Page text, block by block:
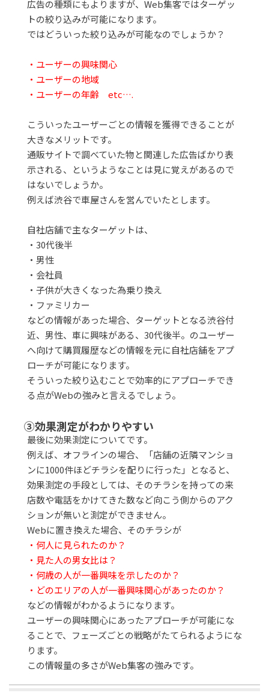
広告の種類にもよりますが、Web集客ではターゲッ
トの絞り込みが可能になります。
ではどういった絞り込みが可能なのでしょうか？
・ユーザーの興味関心
・ユーザーの地域
・ユーザーの年齢 etc….
こういったユーザーごとの情報を獲得できることが
大きなメリットです。
通販サイトで調べていた物と関連した広告ばかり表
示される、というようなことは見に覚えがあるので
はないでしょうか。
例えば渋谷で車屋さんを営んでいたとします。
自社店舗で主なターゲットは、
・30代後半
・男性
・会社員
・子供が大きくなった為乗り換え
・ファミリカー
などの情報があった場合、ターゲットとなる渋谷付
近、男性、車に興味がある、30代後半。のユーザー
へ向けて購買履歴などの情報を元に自社店舗をアプ
ローチが可能になります。
そういった絞り込むことで効率的にアプローチでき
る点がWebの強みと言えるでしょう。
③効果測定がわかりやすい
最後に効果測定についてです。
例えば、オフラインの場合、「店舗の近隣マンショ
ンに1000件ほどチラシを配りに行った」となると、
効果測定の手段としては、そのチラシを持っての来
店数や電話をかけてきた数など向こう側からのアク
ションが無いと測定ができません。
Webに置き換えた場合、そのチラシが
・何人に見られたのか？
・見た人の男女比は？
・何歳の人が一番興味を示したのか？
・どのエリアの人が一番興味関心があったのか？
などの情報がわかるようになります。
ユーザーの興味関心にあったアプローチが可能にな
ることで、フェーズごとの戦略がたてられるようにな
ります。
この情報量の多さがWeb集客の強みです。